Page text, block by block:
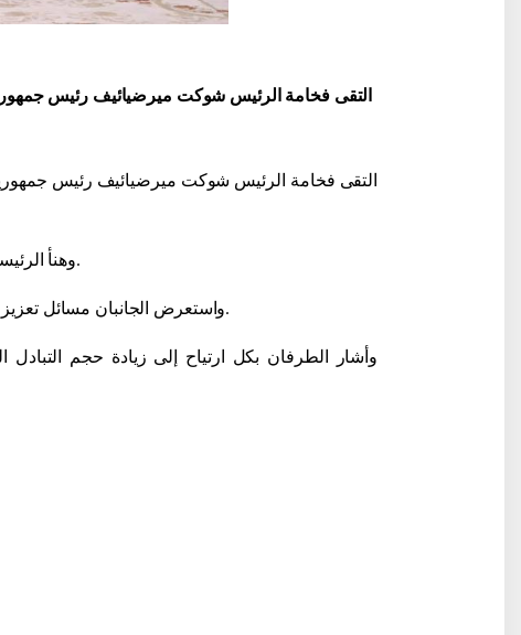
وهنأ الرئيسان بعضهما البعض بمناسبة مرور 81 عاما على نصر أبان الحرب العالمية الثانية.
واستعرض الجانبان مسائل تعزيز الشراكة الاستراتيجية واسعة النطاق وعلاقات التحالف بين أوزبكستان وروسيا.
وأشار الطرفان بكل ارتياح إلى زيادة حجم